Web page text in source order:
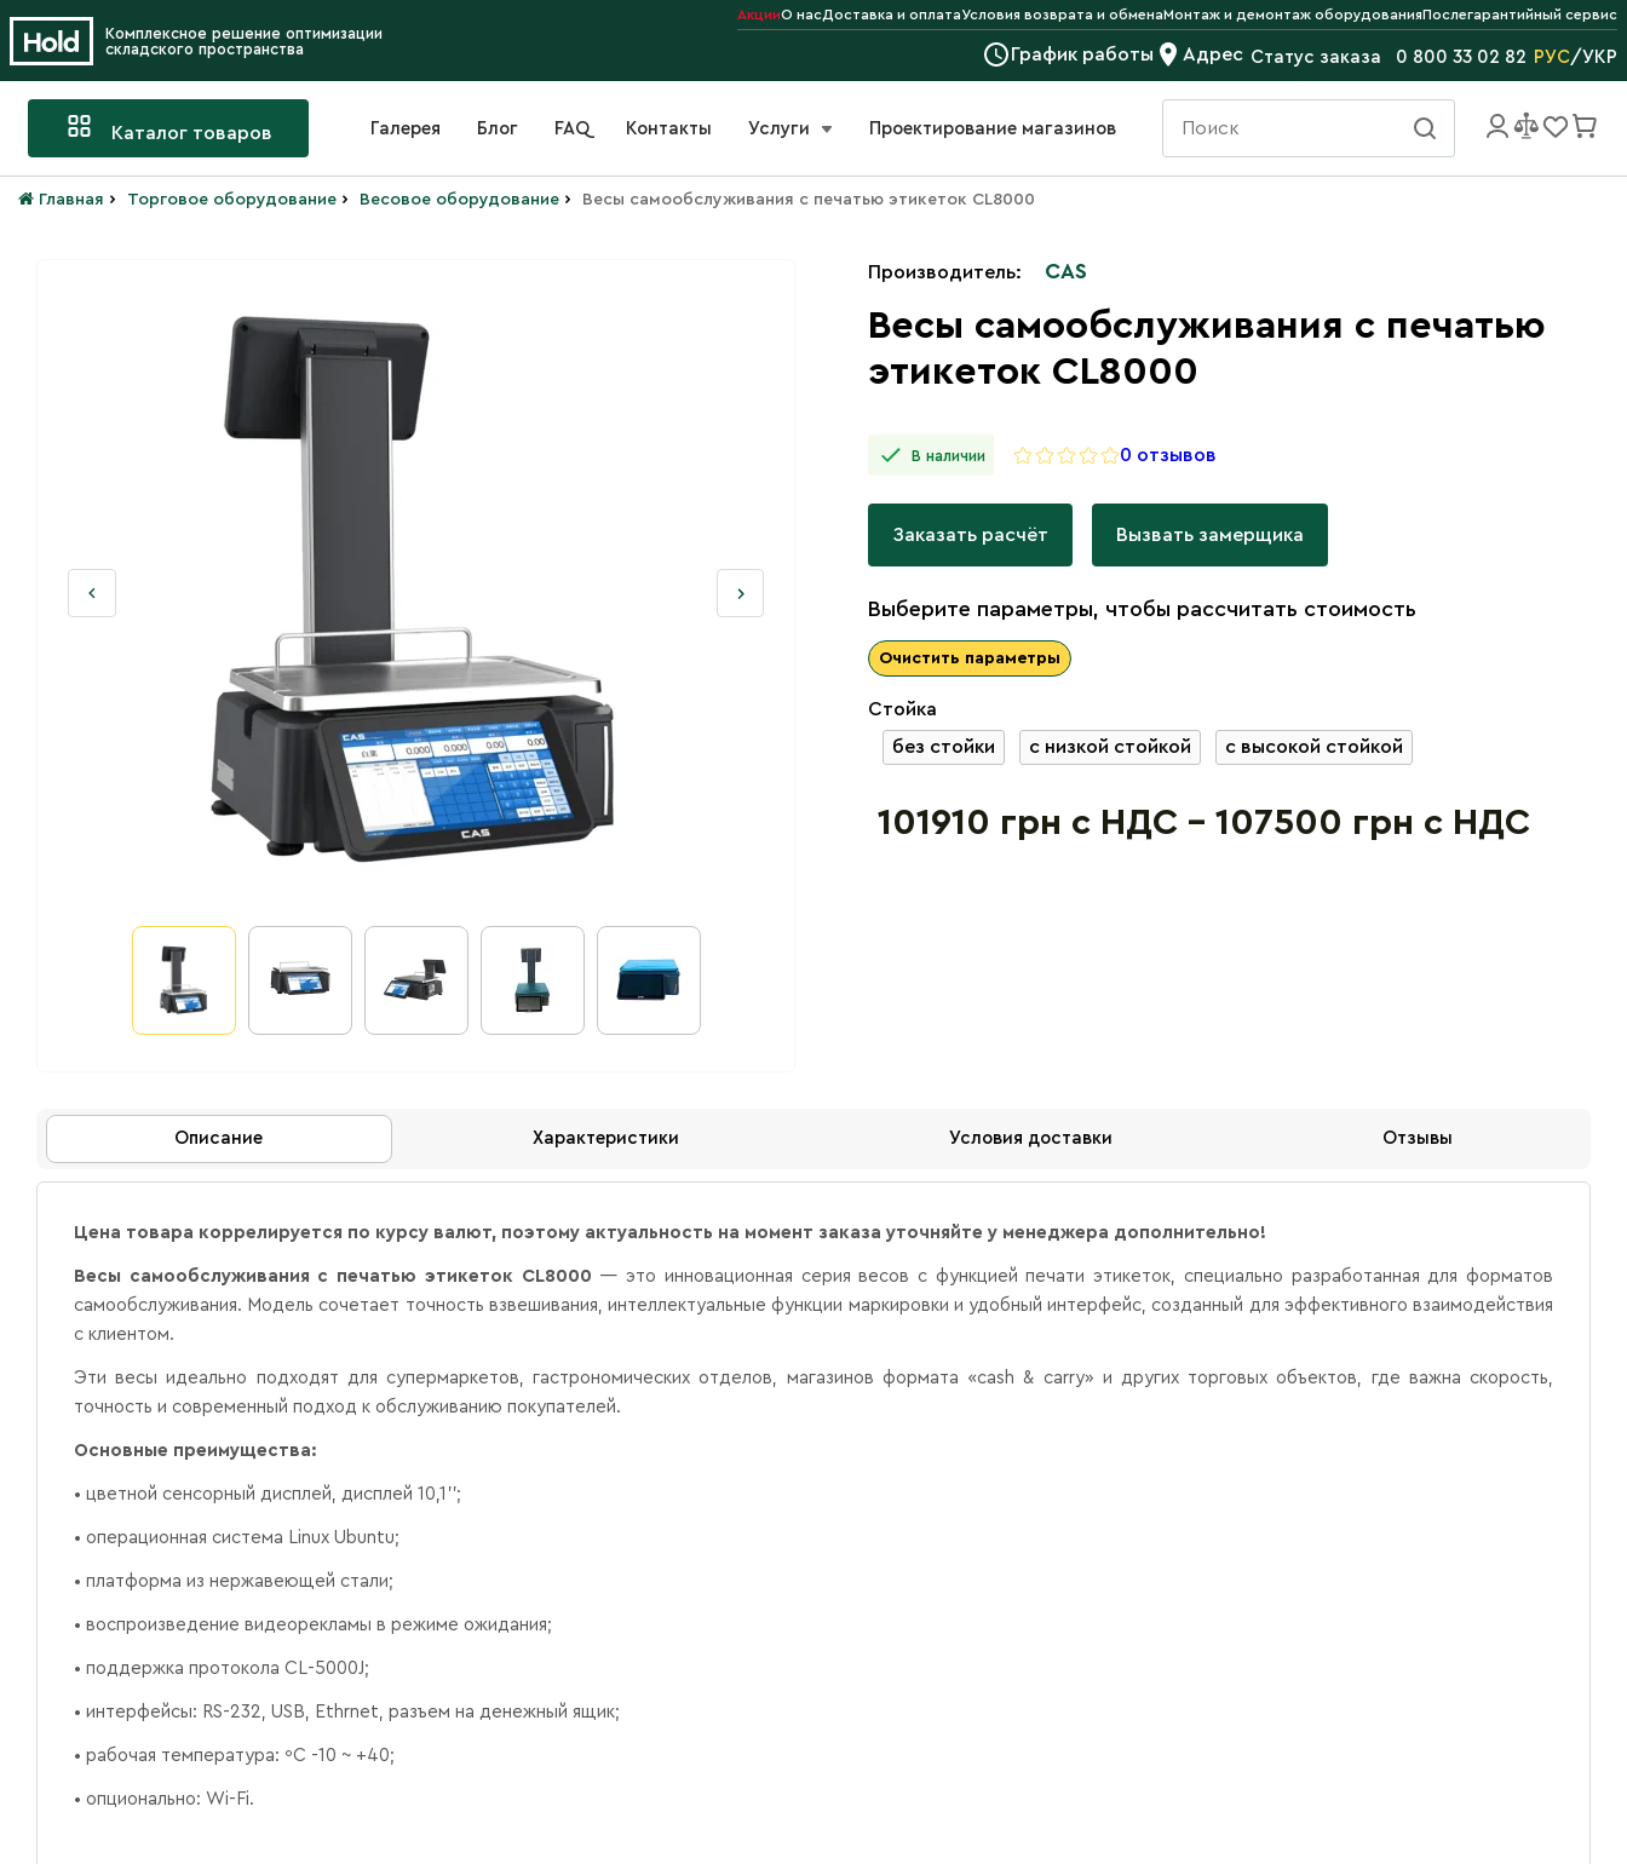
Комплексное решение оптимизации
складского пространства
АкцииО насДоставка и оплатаУсловия возврата и обменаМонтаж и демонтаж оборудованияПослегарантийный сервис
График работы Адрес Статус заказа 0 800 33 02 82 РУС/УКР
Каталог товаров Галерея Блог FAQ Контакты Услуги Проектирование магазинов
Главная › Торговое оборудование › Весовое оборудование › Весы самообслуживания с печатью этикеток CL8000
Производитель: CAS
Весы самообслуживания с печатью
этикеток CL8000
В наличии 0 отзывов
Заказать расчёт Вызвать замерщика
Выберите параметры, чтобы рассчитать стоимость
Очистить параметры
Стойка
без стойки
с низкой стойкой с высокой стойкой
101910 грн с НДС - 107500 грн с НДС
Описание Характеристики Условия доставки Отзывы
Цена товара коррелируется по курсу валют, поэтому актуальность на момент заказа уточняйте у менеджера дополнительно!
Весы самообслуживания с печатью этикеток CL8000 — это инновационная серия весов с функцией печати этикеток, специально разработанная для форматов
самообслуживания. Модель сочетает точность взвешивания, интеллектуальные функции маркировки и удобный интерфейс, созданный для эффективного взаимодействия
с клиентом.
Эти весы идеально подходят для супермаркетов, гастрономических отделов, магазинов формата «cash & carry» и других торговых объектов, где важна скорость,
точность и современный подход к обслуживанию покупателей.
Основные преимущества:
• цветной сенсорный дисплей, дисплей 10,1'';
• операционная система Linux Ubuntu;
• платформа из нержавеющей стали;
• воспроизведение видеорекламы в режиме ожидания;
• поддержка протокола CL-5000J;
• интерфейсы: RS-232, USB, Ethrnet, разъем на денежный ящик;
• рабочая температура: ºС -10 ~ +40;
• опционально: Wi-Fi.